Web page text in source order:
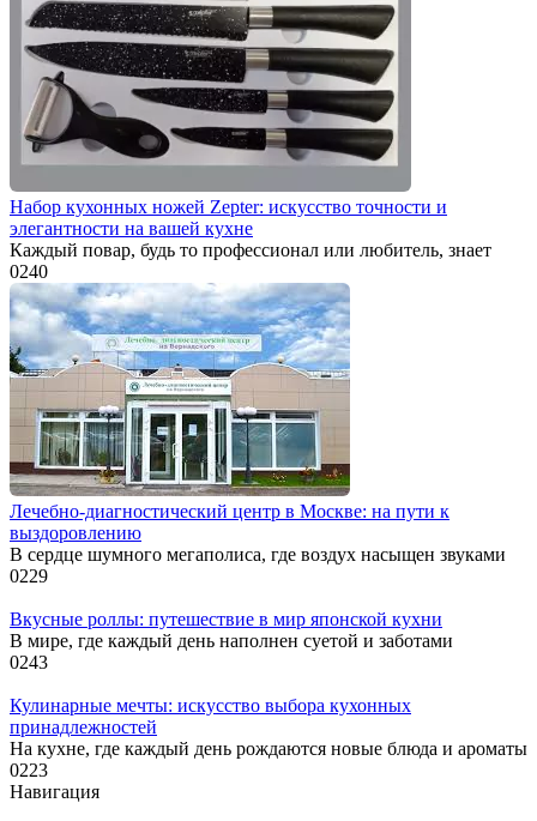
Набор кухонных ножей Zepter: искусство точности и
элегантности на вашей кухне
Каждый повар, будь то профессионал или любитель, знает
0240
Лечебно-диагностический центр в Москве: на пути к
выздоровлению
В сердце шумного мегаполиса, где воздух насыщен звуками
0229
Вкусные роллы: путешествие в мир японской кухни
В мире, где каждый день наполнен суетой и заботами
0243
Кулинарные мечты: искусство выбора кухонных
принадлежностей
На кухне, где каждый день рождаются новые блюда и ароматы
0223
Навигация